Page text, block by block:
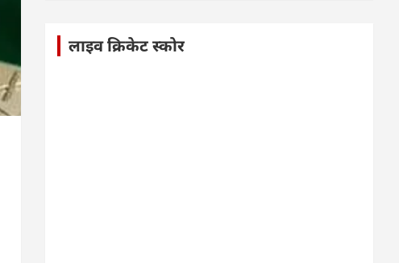
लाइव क्रिकेट स्कोर